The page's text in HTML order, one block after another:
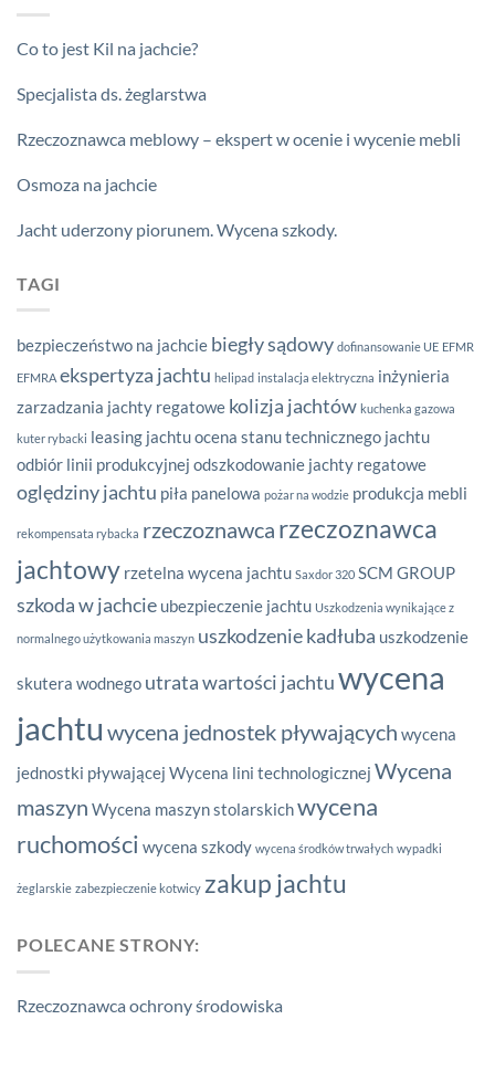
Co to jest Kil na jachcie?
Specjalista ds. żeglarstwa
Rzeczoznawca meblowy – ekspert w ocenie i wycenie mebli
Osmoza na jachcie
Jacht uderzony piorunem. Wycena szkody.
TAGI
bezpieczeństwo na jachcie biegły sądowy dofinansowanie UE EFMR
EFMRA ekspertyza jachtu helipad instalacja elektryczna inżynieria
zarzadzania jachty regatowe kolizja jachtów kuchenka gazowa
kuter rybacki leasing jachtuocena stanu technicznego jachtu
odbiór linii produkcyjnej odszkodowanie jachty regatowe
oględziny jachtu piła panelowa pożar na wodzie produkcja mebli
rekompensata rybacka rzeczoznawca rzeczoznawca
jachtowy rzetelna wycena jachtu Saxdor 320 SCM GROUP
szkoda w jachcie ubezpieczenie jachtu Uszkodzenia wynikające z
normalnego użytkowania maszyn uszkodzenie kadłuba uszkodzenie
skutera wodnego utrata wartości jachtuwycena
jachtu wycena jednostek pływających wycena
jednostki pływającej Wycena lini technologicznej Wycena
maszyn Wycena maszyn stolarskichwycena
ruchomości wycena szkody wycena środków trwałych wypadki
żeglarskie zabezpieczenie kotwicy zakup jachtu
POLECANE STRONY:
Rzeczoznawca ochrony środowiska